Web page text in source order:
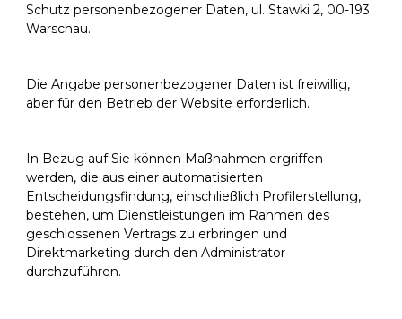
Schutz personenbezogener Daten, ul. Stawki 2, 00-193
Warschau.
Die Angabe personenbezogener Daten ist freiwillig,
aber für den Betrieb der Website erforderlich.
In Bezug auf Sie können Maßnahmen ergriffen
werden, die aus einer automatisierten
Entscheidungsfindung, einschließlich Profilerstellung,
bestehen, um Dienstleistungen im Rahmen des
geschlossenen Vertrags zu erbringen und
Direktmarketing durch den Administrator
durchzuführen.